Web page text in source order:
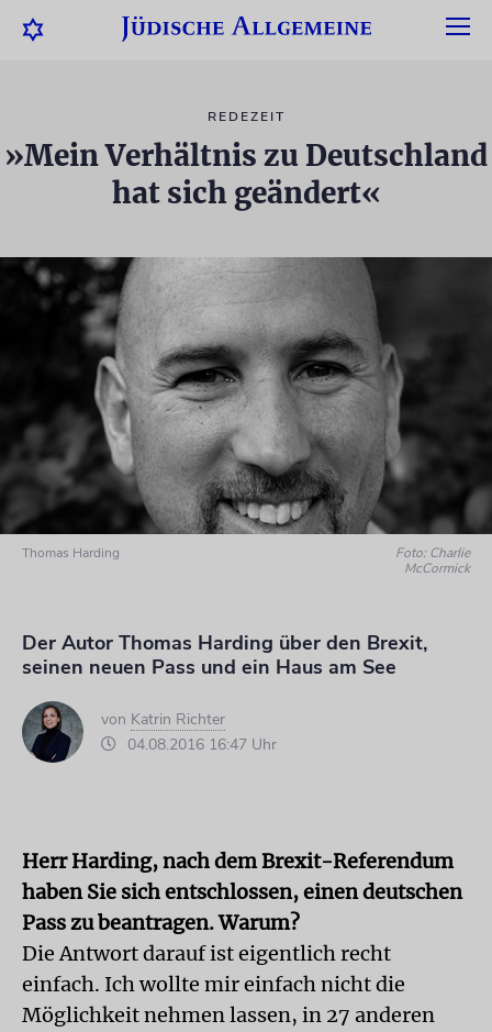
REDEZEIT
»Mein Verhältnis zu Deutschland
hat sich geändert«
Thomas Harding
Foto: Charlie
McCormick
Der Autor Thomas Harding über den Brexit,
seinen neuen Pass und ein Haus am See
von Katrin Richter
04.08.2016 16:47 Uhr
Herr Harding, nach dem Brexit-Referendum
haben Sie sich entschlossen, einen deutschen
Pass zu beantragen. Warum?
Die Antwort darauf ist eigentlich recht
einfach. Ich wollte mir einfach nicht die
Möglichkeit nehmen lassen, in 27 anderen